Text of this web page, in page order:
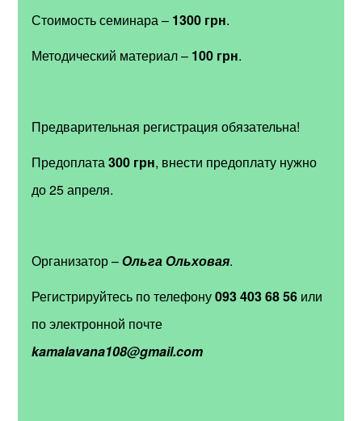
Стоимость семинара – 1300 грн.
Методический материал – 100 грн.
Предварительная регистрация обязательна!
Предоплата300 грн, внести предоплату нужно
до 25 апреля.
Организатор –Ольга Ольховая.
Регистрируйтесь по телефону093 403 68 56 или
по электронной почте
kamalavana108@gmail.com